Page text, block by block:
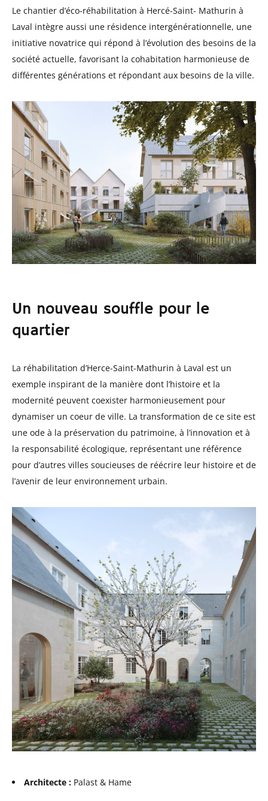
Le chantier d’éco-réhabilitation à Hercé-Saint- Mathurin à
Laval intègre aussi une résidence intergénérationnelle, une
initiative novatrice qui répond à l’évolution des besoins de la
société actuelle, favorisant la cohabitation harmonieuse de
différentes générations et répondant aux besoins de la ville.
Un nouveau souffle pour le
quartier
La réhabilitation d’Herce-Saint-Mathurin à Laval est un
exemple inspirant de la manière dont l’histoire et la
modernité peuvent coexister harmonieusement pour
dynamiser un coeur de ville. La transformation de ce site est
une ode à la préservation du patrimoine, à l’innovation et à
la responsabilité écologique, représentant une référence
pour d’autres villes soucieuses de réécrire leur histoire et de
l’avenir de leur environnement urbain.
Architecte : Palast & Hame